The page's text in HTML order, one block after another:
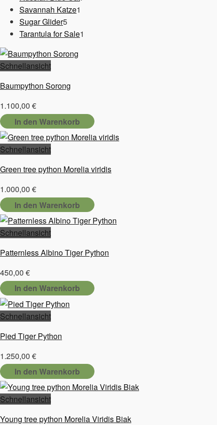
Savannah Katze1
Sugar Glider55
Produkte
Tarantula for Sale1
Schnellansicht
Baumpython Sorong
1.100,00 €
In den Warenkorb
Schnellansicht
Green tree python Morelia viridis
1.000,00 €
In den Warenkorb
Schnellansicht
Patternless Albino Tiger Python
450,00 €
In den Warenkorb
Schnellansicht
Pied Tiger Python
1.250,00 €
In den Warenkorb
Schnellansicht
Young tree python Morelia Viridis Biak